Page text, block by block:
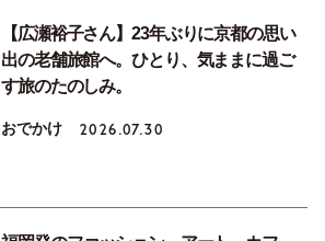
【広瀬裕子さん】23年ぶりに京都の思い
出の老舗旅館へ。ひとり、気ままに過ご
す旅のたのしみ。
おでかけ 2026.07.30